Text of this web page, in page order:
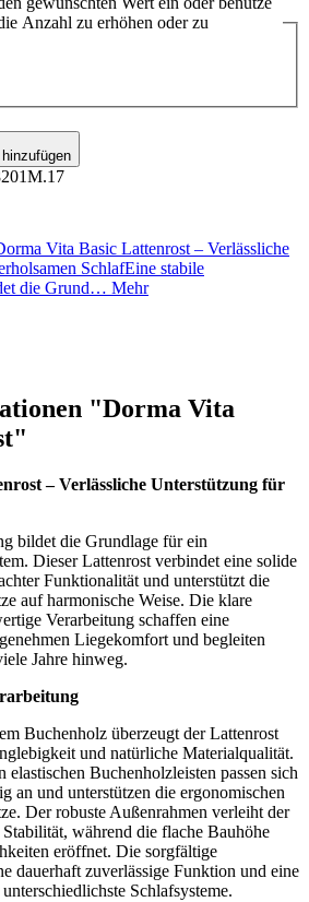
Anzahl zu erhöhen oder zu
Vita Basic Lattenrost – Verlässliche
SchlafEine stabile
die Grund… Mehr
"Dorma Vita
– Verlässliche Unterstützung für
bildet die Grundlage für ein
Dieser Lattenrost verbindet eine solide
Funktionalität und unterstützt die
auf harmonische Weise. Die klare
Verarbeitung schaffen eine
Liegekomfort und begleiten
Jahre hinweg.
Buchenholz überzeugt der Lattenrost
und natürliche Materialqualität.
Buchenholzleisten passen sich
an und unterstützen die ergonomischen
Der robuste Außenrahmen verleiht der
während die flache Bauhöhe
eröffnet. Die sorgfältige
dauerhaft zuverlässige Funktion und eine
Schlafsysteme.